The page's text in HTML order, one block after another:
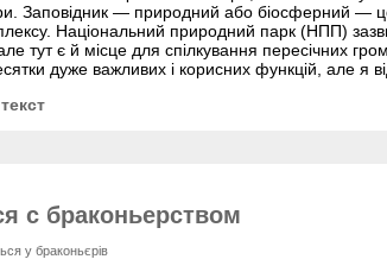
Заповідник — природний або біосферний —
Національний природний парк (НПП)
тут є й місце для спілкування пересічних
дуже важливих і корисних функцій, але я
с браконьерством
у браконьєрів